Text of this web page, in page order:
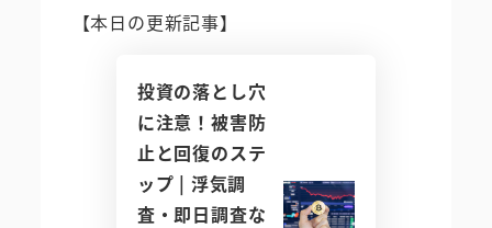
【本日の更新記事】
投資の落とし穴
に注意！被害防
止と回復のステ
ップ | 浮気調
査・即日調査な